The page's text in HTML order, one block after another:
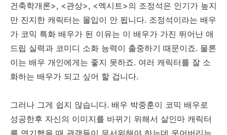
건축학개론>, <관상>, <엑시트>의 조정석은 인기가 높지
만 진지한 캐릭터는 몰입이 안 됩니다. 조정석이라는 배우
가 코믹 특화 배우가 된 이유는 이 배우가 가진 뛰어난 애
드립 실력과 코미디 소화 능력이 출중하기 때문이죠. 물론
이는 배우 개인에게는 좋지 못하죠. 여러 캐릭터를 잘 소
화하는 배우가 되고 싶어 할 겁니다.
그러나 그게 쉽지 않습니다. 배우 박중훈이 코믹 배우로
성공한후 자신의 이미지를 바뀌기 위해서 살인마 캐릭터
를 연기했을 때 관객들이 무서워해야 하는데 웃어버리는